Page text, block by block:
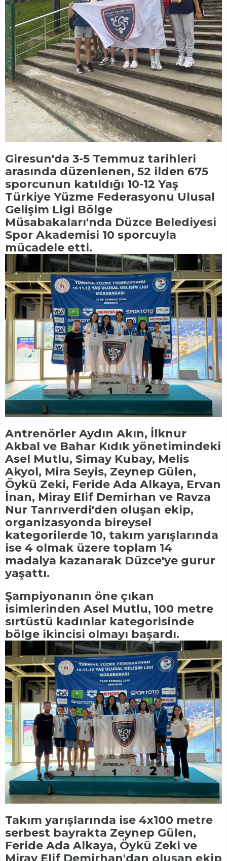
Giresun'da 3-5 Temmuz tarihleri
arasında düzenlenen, 52 ilden 675
sporcunun katıldığı 10-12 Yaş
Türkiye Yüzme Federasyonu Ulusal
Gelişim Ligi Bölge
Müsabakaları'nda Düzce Belediyesi
Spor Akademisi 10 sporcuyla
mücadele etti.
Antrenörler Aydın Akın, İlknur
Akbal ve Bahar Kıdık yönetimindeki
Asel Mutlu, Simay Kubay, Melis
Akyol, Mira Seyis, Zeynep Gülen,
Öykü Zeki, Feride Ada Alkaya, Ervan
İnan, Miray Elif Demirhan ve Ravza
Nur Tanrıverdi'den oluşan ekip,
organizasyonda bireysel
kategorilerde 10, takım yarışlarında
ise 4 olmak üzere toplam 14
madalya kazanarak Düzce'ye gurur
yaşattı.
Şampiyonanın öne çıkan
isimlerinden Asel Mutlu, 100 metre
sırtüstü kadınlar kategorisinde
bölge ikincisi olmayı başardı.
Takım yarışlarında ise 4x100 metre
serbest bayrakta Zeynep Gülen,
Feride Ada Alkaya, Öykü Zeki ve
Miray Elif Demirhan'dan oluşan ekip